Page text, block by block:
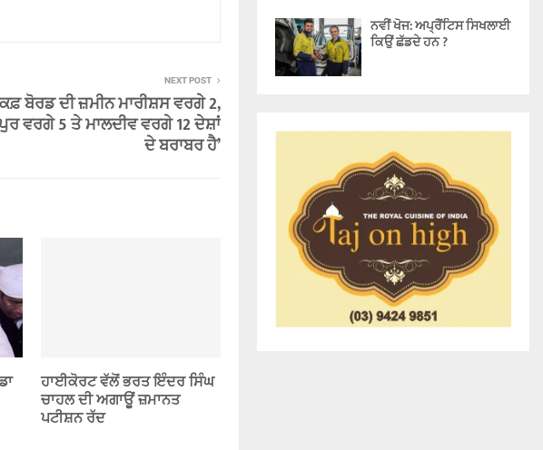
NEXT POST
ਬੋਰਡ ਦੀ ਜ਼ਮੀਨ ਮਾਰੀਸ਼ਸ ਵਰਗੇ 2,
ਵਰਗੇ 5 ਤੇ ਮਾਲਦੀਵ ਵਰਗੇ 12 ਦੇਸ਼ਾਂ
ਦੇ ਬਰਾਬਰ ਹੈ’
ਹਾਈਕੋਰਟ ਵੱਲੋਂ ਭਰਤ ਇੰਦਰ ਸਿੰਘ
ਚਾਹਲ ਦੀ ਅਗਾਊਂ ਜ਼ਮਾਨਤ
ਪਟੀਸ਼ਨ ਰੱਦ
ਨਵੀਂ ਖੋਜ: ਅਪ੍ਰੈਂਟਿਸ ਸਿਖਲਾਈ
ਕਿਉਂ ਛੱਡਦੇ ਹਨ ?